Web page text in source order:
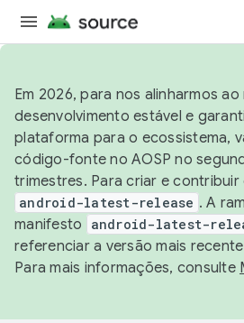
Em 2026, para nos alinharmos
desenvolvimento estável e
plataforma para o ecossistema,
código-fonte no AOSP no
trimestres. Para criar e contribuir
android-latest-release . A
manifesto
android-latest-
referenciar a versão mais recente
Para mais informações, consulte